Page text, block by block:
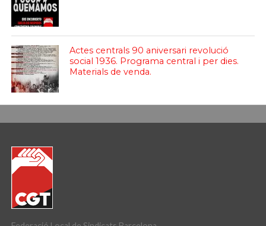
Actes centrals 90 aniversari revolució
social 1936. Programa central i per dies.
Materials de venda.